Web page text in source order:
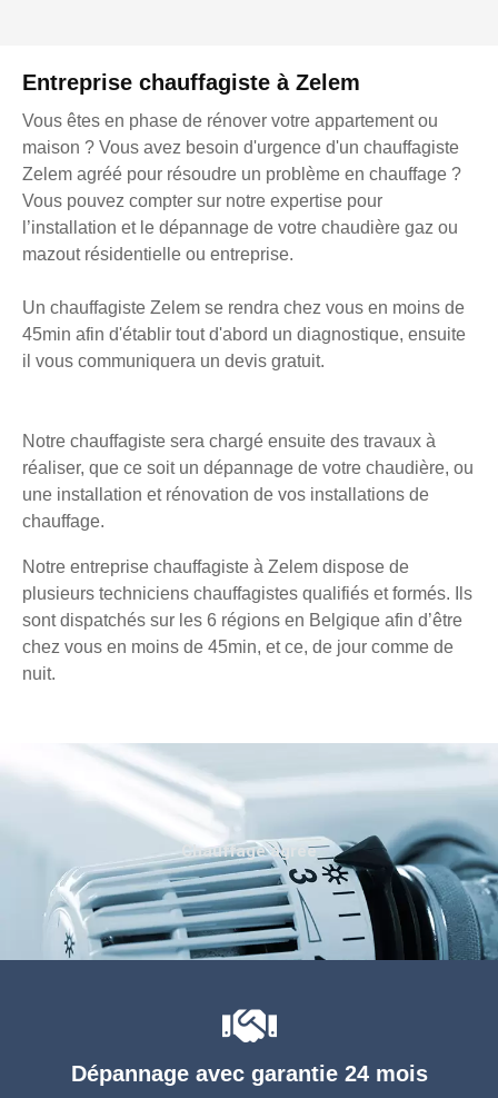
Entreprise chauffagiste à Zelem
Vous êtes en phase de rénover votre appartement ou
maison ? Vous avez besoin d'urgence d'un chauffagiste
Zelem agréé pour résoudre un problème en chauffage ?
Vous pouvez compter sur notre expertise pour
l’installation et le dépannage de votre chaudière gaz ou
mazout résidentielle ou entreprise.
Un chauffagiste Zelem se rendra chez vous en moins de
45min afin d'établir tout d'abord un diagnostique, ensuite
il vous communiquera un devis gratuit.
Notre chauffagiste sera chargé ensuite des travaux à
réaliser, que ce soit un dépannage de votre chaudière, ou
une installation et rénovation de vos installations de
chauffage.
Notre entreprise chauffagiste à Zelem dispose de
plusieurs techniciens chauffagistes qualifiés et formés. Ils
sont dispatchés sur les 6 régions en Belgique afin d’être
chez vous en moins de 45min, et ce, de jour comme de
nuit.
Dépannage avec garantie 24 mois
Chauffage agréé